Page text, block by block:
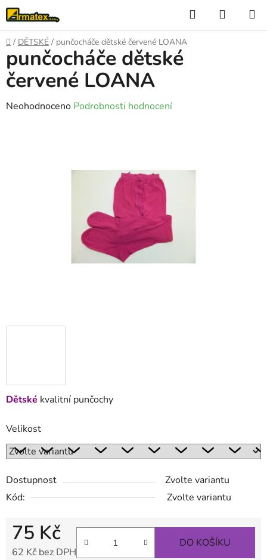
Přejít
na
obsah
Hledat
KOŠÍK
Domů
/ DĚTSKÉ / punčocháče dětské červené LOANA
Dětské kvalitní punčochy
Velikost
Dostupnost
Zvolte variantu
Kód:
Zvolte variantu
75 Kč
62 Kč bez DPH
DO KOŠÍKU
punčocháče dětské
červené LOANA
Průměrné
Neohodnoceno Podrobnosti hodnocení